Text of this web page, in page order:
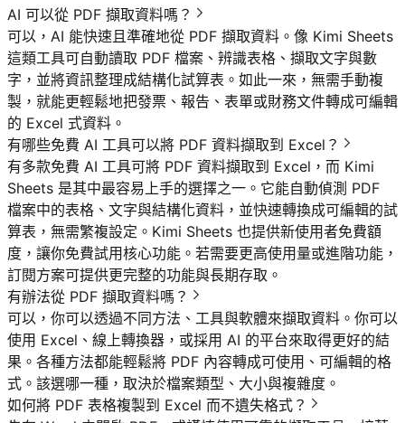
AI 可以從 PDF 擷取資料嗎？
可以，AI 能快速且準確地從 PDF 擷取資料。像 Kimi Sheets
這類工具可自動讀取 PDF 檔案、辨識表格、擷取文字與數
字，並將資訊整理成結構化試算表。如此一來，無需手動複
製，就能更輕鬆地把發票、報告、表單或財務文件轉成可編輯
的 Excel 式資料。
有哪些免費 AI 工具可以將 PDF 資料擷取到 Excel？
有多款免費 AI 工具可將 PDF 資料擷取到 Excel，而 Kimi
Sheets 是其中最容易上手的選擇之一。它能自動偵測 PDF
檔案中的表格、文字與結構化資料，並快速轉換成可編輯的試
算表，無需繁複設定。Kimi Sheets 也提供新使用者免費額
度，讓你免費試用核心功能。若需要更高使用量或進階功能，
訂閱方案可提供更完整的功能與長期存取。
有辦法從 PDF 擷取資料嗎？
可以，你可以透過不同方法、工具與軟體來擷取資料。你可以
使用 Excel、線上轉換器，或採用 AI 的平台來取得更好的結
果。各種方法都能輕鬆將 PDF 內容轉成可使用、可編輯的格
式。該選哪一種，取決於檔案類型、大小與複雜度。
如何將 PDF 表格複製到 Excel 而不遺失格式？